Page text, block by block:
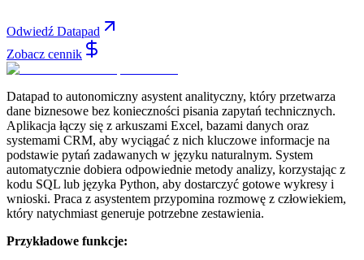
Odwiedź Datapad
Zobacz cennik
Datapad to autonomiczny asystent analityczny, który przetwarza
dane biznesowe bez konieczności pisania zapytań technicznych.
Aplikacja łączy się z arkuszami Excel, bazami danych oraz
systemami CRM, aby wyciągać z nich kluczowe informacje na
podstawie pytań zadawanych w języku naturalnym. System
automatycznie dobiera odpowiednie metody analizy, korzystając z
kodu SQL lub języka Python, aby dostarczyć gotowe wykresy i
wnioski. Praca z asystentem przypomina rozmowę z człowiekiem,
który natychmiast generuje potrzebne zestawienia.
Przykładowe funkcje: